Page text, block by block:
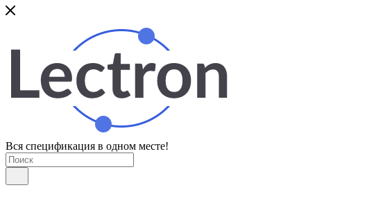
Вся спецификация в одном месте!